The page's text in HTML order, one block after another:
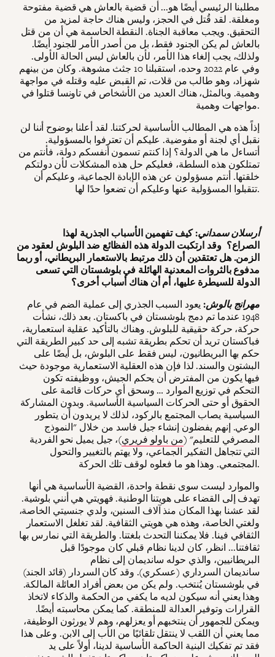
مطلبنا الرئيسي أيضًا هو... أن قضية بالعاش هي قضية مفتوحة
ومغلقة. لقد قُتل في الحجز، وليس هناك حاجة لمزيد من
التحقيق. ويجب معاقبة الجناة. النقطة الحاسمة هي أن من قتل
بالعاش لم يكن الجنود فقط، بل من أصدر الأمر للجنود أيضًا.
ولذلك، يجب إلغاء هذا الأمر، لأن بالعاش ليس الحالة الأولى.
وفي عام 2022 وحده، استقبلنا 10 جثث مشوهة. وكان من بينهم
شهزاد، وهو طالب من قلات، تم القبض عليه وقتله في مواجهة
وهمية. وبالمثل، هناك العديد من الأشخاص في تاونسا قتلوا في
مواجهات وهمية.
إذاً هذه هي المطالب الأساسية لحركتنا. لقد أعلنا بوضوح أننا لن
نقبل أي لجنة أو مفوضية. عليكم أن تعترفوا بالمسؤولية.
أتساءل ما هي الدولة؟ إذا كنتم تسمون أنفسكم دولة، فأنتم من
تمتلكون هذه السلطة، فعليكم حل هذه المشكلات لأن دولتكم
خلقتها. أنتم مسؤولون عن هذه الإبادة الجماعية، وعليكم أن
تتقبلوا المسؤولية عنها وعليكم أن تضعوا حدًا لها.
أرسلان سمداني: كيف تفهمين الأسباب الجذرية لهذا
الصراع؟ وقد ارتكبت الدولة هذه الفظائع ضد البلوش لعقود من
الزمن. هل تعتقدين أن ذلك مرتبط بالاستعمار البريطاني، أو ربما
مدفوع بالثروات المعدنية الهائلة في بلوشستان التي تسعى
الدولة للسيطرة عليها، أم أن هناك أسباب أخرى؟
مهرانج بالوش:يعود السبب الجذري إلى عملية الضم في عام
1948 عندما تم دمج بلوشستان في باكستان. بعد ذلك، نشأت
حركة، حركة حقيقية للبلوش. وهناك بالتأكيد عقلية استعمارية،
فباكستان تريد أن تحكم بطريقة تشبه إلى حد كبير الطريقة التي
حكم بها البريطانيون، ليس فقط على البلوش، بل أيضًا على
البشتون والسند. لذا فإن هذه العقلية الاستعمارية موجودة حيث
فيها يكون من المفترض أن يحكم الجيش، ووظيفته تكون
التحكم في توزيع الموارد … وسحق أي حركات قائمة على
الحقوق أو حتى الحركات السياسية الأساسية. وبدون المشاركة
السياسية يصاب المجتمع بالركود، لذلك لا يريدون أن يتطور
الوعي. إنهم يفضلون إنشاء جيل فاسد من خلال "النموذج
المصرفي للتعليم" (من باولو فريري)، جيل يميل نحو الفردية
التي تتجاهل التفكير الجماعي، ولا يهتم بالتغيير والتحول
المجتمعي. وهذا هو ما فعلوه لوقف تلك الحركة.
والموارد ليست سوى نقطة واحدة، القضية الأساسية هي أنها
تهدف إلى القضاء على هويتنا الوطنية. فهويتي هي أنني بلوشية.
لقد عشنا بهذا المكان منذ آلاف السنين، ولدي جنسيتي الخاصة،
ولغتي الخاصة، وهذه هي هويتي الثقافية. لقد تغلغل الاستعمار
الثقافي فينا. فلا يمكننا التحدث بلغتنا. والطريقة التي نمارس بها
ثقافتنا... انظر، كان لدينا نظام قبلي كان موجودًا قبل
البريطانيين، والذي حوله سانديمان إلى نظام
سانديمان السرداري (عسكري). وقد كان السردار (قائد الجند)
في بلوشستان يُنتخب. ولم يكن من بعض أفراد العائلة المالكة.
وهذا يعني أنه سيكون لديه ما يكفي من الحكمة والذكاء لاتخاذ
القرارات وتوفير العدالة للمنطقة. كما يمكن محاسبته أيضًا.
ويمكن للجمهور أن ينتخبهم أو يعزلهم، وهم لا يورثون الوظيفة،
مما يعني أن اللقب لا ينتقل تلقائيًا من الأب إلى الابن. وعلى هذا
فقد تم تفكيك البنية الحاكمة الأساسية لدينا، أولاً على يد